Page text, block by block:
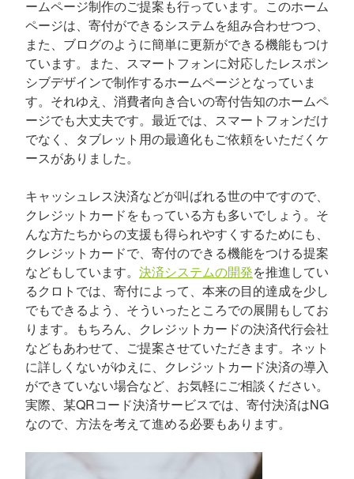
ームページ制作のご提案も行っています。このホーム
ページは、寄付ができるシステムを組み合わせつつ、
また、ブログのように簡単に更新ができる機能もつけ
ています。また、スマートフォンに対応したレスポン
シブデザインで制作するホームページとなっていま
す。それゆえ、消費者向き合いの寄付告知のホームペ
ージでも大丈夫です。最近では、スマートフォンだけ
でなく、タブレット用の最適化もご依頼をいただくケ
ースがありました。
キャッシュレス決済などが叫ばれる世の中ですので、
クレジットカードをもっている方も多いでしょう。そ
んな方たちからの支援も得られやすくするためにも、
クレジットカードで、寄付のできる機能をつける提案
などもしています。 決済システムの開発を推進してい
るクロトでは、寄付によって、本来の目的達成を少し
でもできるよう、そういったところでの展開もしてお
ります。もちろん、クレジットカードの決済代行会社
などもあわせて、ご提案させていただきます。ネット
に詳しくないがゆえに、クレジットカード決済の導入
ができていない場合など、お気軽にご相談ください。
実際、某QRコード決済サービスでは、寄付決済はNG
なので、方法を考えて進める必要もあります。